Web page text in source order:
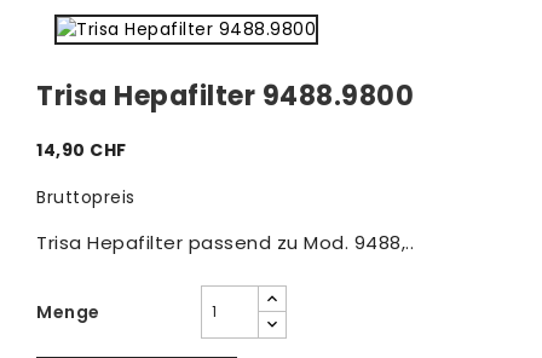
Trisa Hepafilter 9488.9800
14,90 CHF
Bruttopreis
Trisa Hepafilter passend zu Mod. 9488,..
Menge